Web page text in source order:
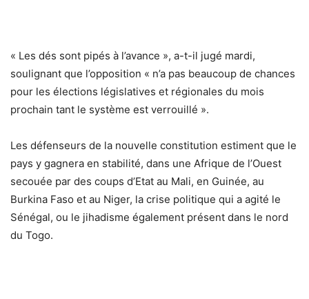
« Les dés sont pipés à l’avance », a-t-il jugé mardi,
soulignant que l’opposition « n’a pas beaucoup de chances
pour les élections législatives et régionales du mois
prochain tant le système est verrouillé ».
Les défenseurs de la nouvelle constitution estiment que le
pays y gagnera en stabilité, dans une Afrique de l’Ouest
secouée par des coups d’Etat au Mali, en Guinée, au
Burkina Faso et au Niger, la crise politique qui a agité le
Sénégal, ou le jihadisme également présent dans le nord
du Togo.